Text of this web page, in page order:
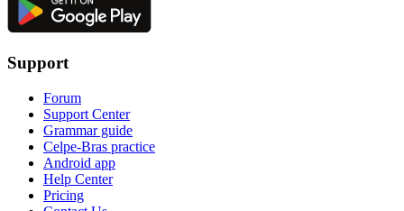
Support
Forum
Support Center
Grammar guide
Celpe-Bras practice
Android app
Help Center
Pricing